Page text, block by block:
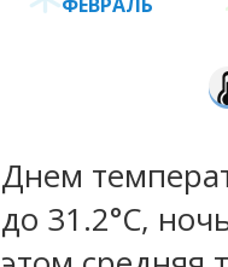
Днем
до 31.2°C,